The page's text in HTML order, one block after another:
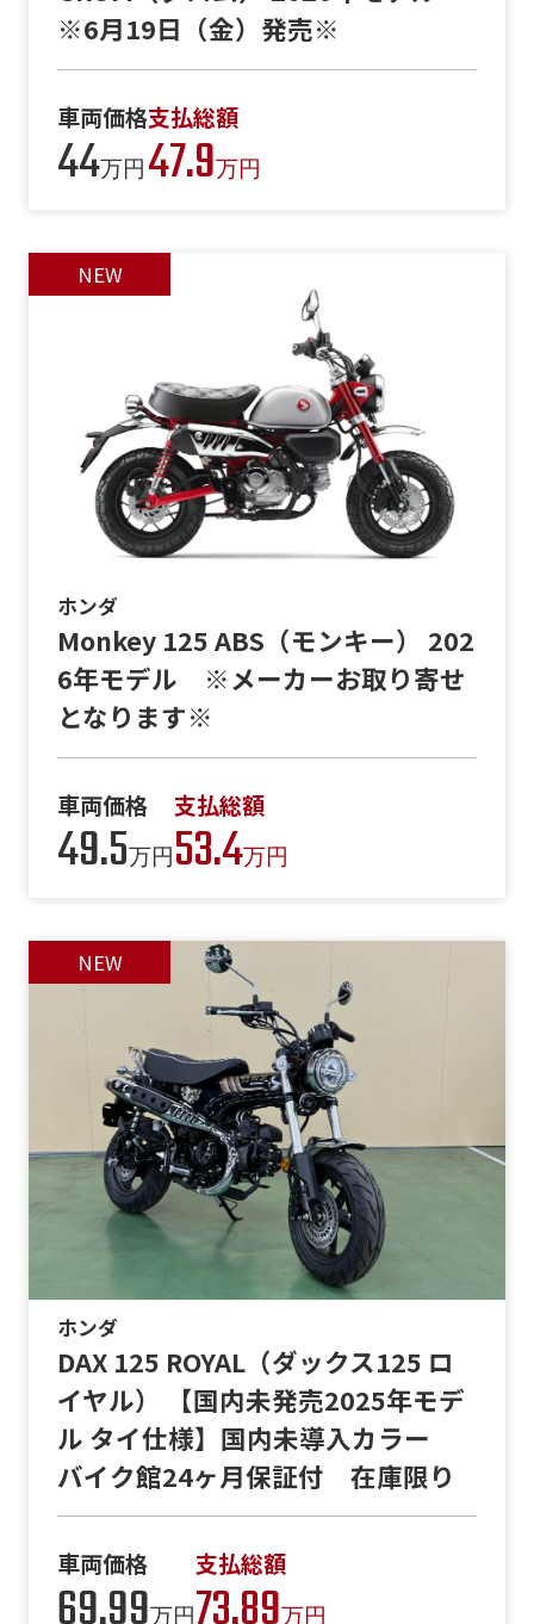
※6月19日（金）発売※
車両価格
44万円
支払総額
47.9万円
ホンダ
Monkey 125 ABS（モンキー） 202
6年モデル ※メーカーお取り寄せ
となります※
車両価格
49.5万円
支払総額
53.4万円
ホンダ
DAX 125 ROYAL（ダックス125 ロ
イヤル） 【国内未発売2025年モデ
ル タイ仕様】国内未導入カラー
バイク館24ヶ月保証付 在庫限り
車両価格 支払総額